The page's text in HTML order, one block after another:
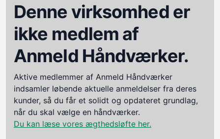
Denne virksomhed er
ikke medlem af
Anmeld Håndværker.
Aktive medlemmer af Anmeld Håndværker
indsamler løbende aktuelle anmeldelser fra deres
kunder, så du får et solidt og opdateret grundlag,
når du skal vælge en håndværker.
Du kan læse vores ægthedsløfte her.